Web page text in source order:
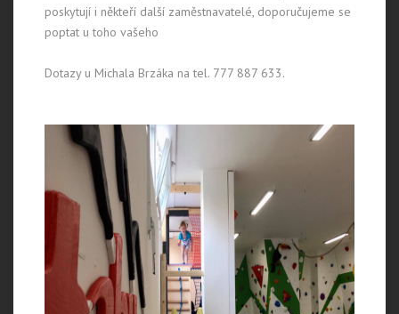
poskytují i někteří další zaměstnavatelé, doporučujeme se
poptat u toho vašeho
Dotazy u Michala Brzáka na tel. 777 887 633.